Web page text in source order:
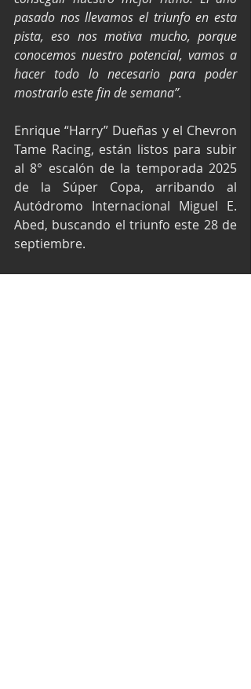
pasado nos llevamos el triunfo en esta
pista, eso nos motiva mucho, porque
conocemos nuestro potencial, vamos a
hacer todo lo necesario para poder
mostrarlo este fin de semana”.
Enrique “Harry” Dueñas y el Chevron
Tame Racing, están listos para subir
al 8° escalón de la temporada 2025
de la Súper Copa, arribando al
Autódromo Internacional Miguel E.
Abed, buscando el triunfo este 28 de
septiembre.